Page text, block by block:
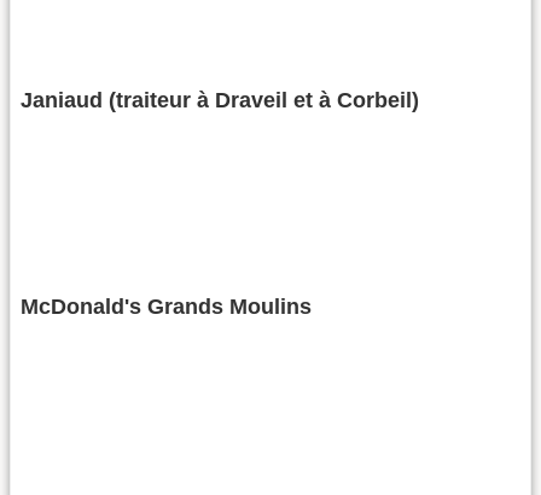
Janiaud (traiteur à Draveil et à Corbeil)
McDonald's Grands Moulins